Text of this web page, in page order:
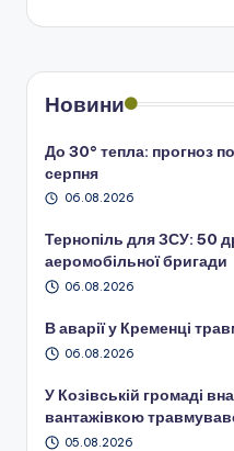
Новини
До 30° тепла: прогноз
серпня
06.08.2026
Тернопіль для ЗСУ: 50
аеромобільної бригади
06.08.2026
В аварії у Кременці
06.08.2026
У Козівській громаді
вантажівкою
05.08.2026